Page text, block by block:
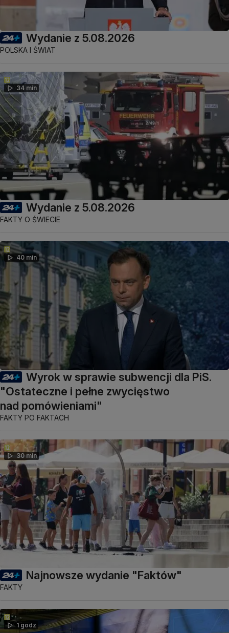
Wydanie z 5.08.2026
POLSKA I ŚWIAT
34 min
Wydanie z 5.08.2026
FAKTY O ŚWIECIE
40 min
Wyrok w sprawie subwencji dla PiS.
"Ostateczne i pełne zwycięstwo
nad pomówieniami"
FAKTY PO FAKTACH
30 min
Najnowsze wydanie "Faktów"
FAKTY
1 godz